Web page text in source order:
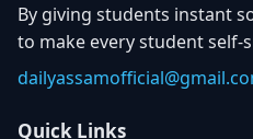
By giving students instant
to make every student self-
Quick Links